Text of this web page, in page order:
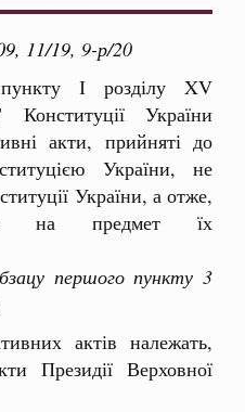
11/19, 9-р/20
І розділу XV
Конституції України
акти, прийняті до
України, не
України, а отже,
на предмет їх
першого пункту 3
актів належать,
Президії Верховної